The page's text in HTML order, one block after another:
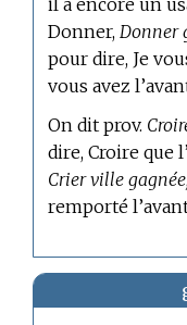
il a encore un
Donner,Donner
pour dire, Je
vous avez
On dit prov.
dire, Croire que
Crier ville
remporté